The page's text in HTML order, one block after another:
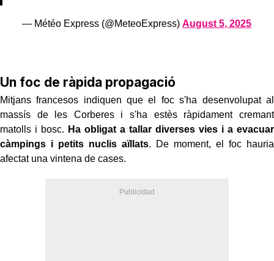
— Météo Express (@MeteoExpress)August 5, 2025
Un foc de ràpida propagació
Mitjans francesos indiquen que el foc s'ha desenvolupat al
massís de les Corberes i s'ha estès ràpidament cremant
matolls i bosc. Ha obligat a tallar diverses vies i a evacuar
càmpings i petits nuclis aïllats. De moment, el foc hauria
afectat una vintena de cases.